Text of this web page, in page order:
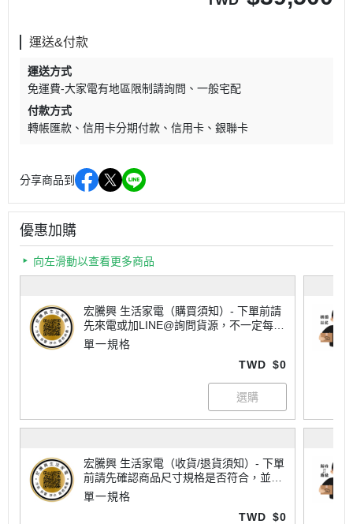
運送&付款
運送方式
免運費-大家電有地區限制請詢問
一般宅配
付款方式
轉帳匯款
信用卡分期付款 信用卡 銀聯卡
分享商品到
優惠加購
向左滑動以查看更多商品
宏騰興 生活家電（購買須知）- 下單前請
先來電或加LINE@詢問貨源，不一定每樣
商品都有現貨喔！大家電有配送地區限制
請詢問運費，不一定每個商品都免運唷~
單一規格
TWD $0
宏騰興 生活家電（收貨/退貨須知）- 下單
前請先確認商品尺寸規格是否符合，並查
看所有注意事項喔！
單一規格
TWD $0